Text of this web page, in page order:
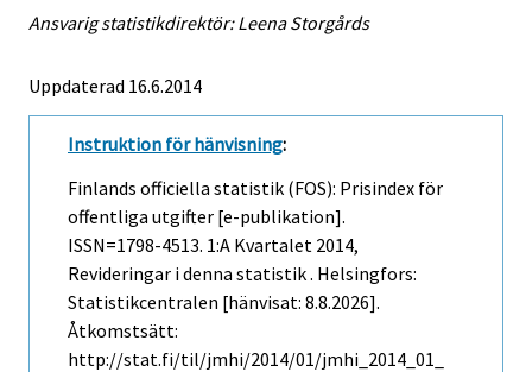
Ansvarig statistikdirektör: Leena Storgårds
Uppdaterad 16.6.2014
Instruktion för hänvisning:
Finlands officiella statistik (FOS): Prisindex för
offentliga utgifter [e-publikation].
ISSN=1798-4513. 1:a Kvartalet 2014,
Revideringar i denna statistik . Helsingfors:
Statistikcentralen [hänvisat: 8.8.2026].
Åtkomstsätt:
http://stat.fi/til/jmhi/2014/01/jmhi_2014_01_